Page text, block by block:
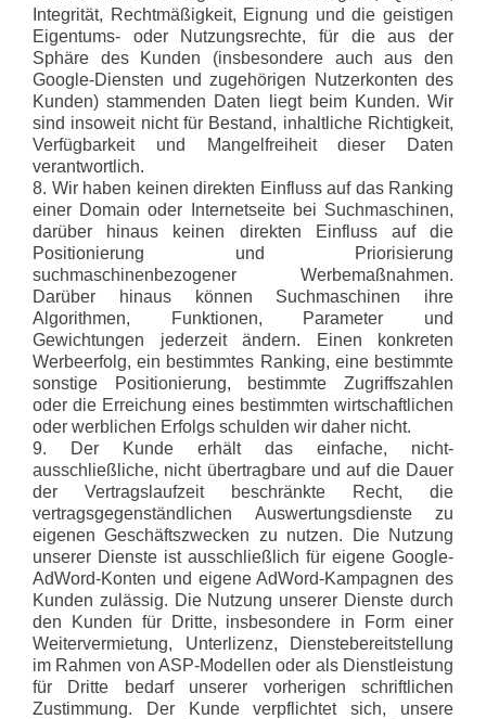
Integrität, Rechtmäßigkeit, Eignung und die geistigen
Eigentums- oder Nutzungsrechte, für die aus der
Sphäre des Kunden (insbesondere auch aus den
Google-Diensten und zugehörigen Nutzerkonten des
Kunden) stammenden Daten liegt beim Kunden. Wir
sind insoweit nicht für Bestand, inhaltliche Richtigkeit,
Verfügbarkeit und Mangelfreiheit dieser Daten
verantwortlich.
8. Wir haben keinen direkten Einfluss auf das Ranking
einer Domain oder Internetseite bei Suchmaschinen,
darüber hinaus keinen direkten Einfluss auf die
Positionierung und Priorisierung
suchmaschinenbezogener Werbemaßnahmen.
Darüber hinaus können Suchmaschinen ihre
Algorithmen, Funktionen, Parameter und
Gewichtungen jederzeit ändern. Einen konkreten
Werbeerfolg, ein bestimmtes Ranking, eine bestimmte
sonstige Positionierung, bestimmte Zugriffszahlen
oder die Erreichung eines bestimmten wirtschaftlichen
oder werblichen Erfolgs schulden wir daher nicht.
9. Der Kunde erhält das einfache, nicht-
ausschließliche, nicht übertragbare und auf die Dauer
der Vertragslaufzeit beschränkte Recht, die
vertragsgegenständlichen Auswertungsdienste zu
eigenen Geschäftszwecken zu nutzen. Die Nutzung
unserer Dienste ist ausschließlich für eigene Google-
AdWord-Konten und eigene AdWord-Kampagnen des
Kunden zulässig. Die Nutzung unserer Dienste durch
den Kunden für Dritte, insbesondere in Form einer
Weitervermietung, Unterlizenz, Dienstebereitstellung
im Rahmen von ASP-Modellen oder als Dienstleistung
für Dritte bedarf unserer vorherigen schriftlichen
Zustimmung. Der Kunde verpflichtet sich, unsere